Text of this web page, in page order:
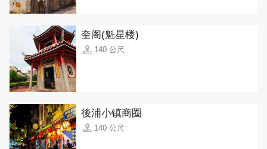
奎阁(魁星楼)
140 公尺
後浦小镇商圈
140 公尺